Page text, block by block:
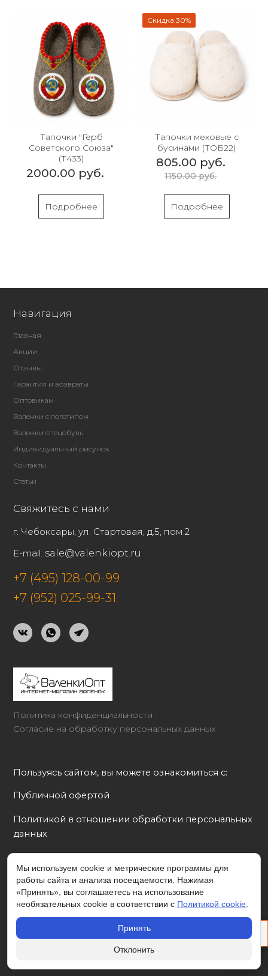
Мы используем cookie и метрические программы для
работы сайта и анализа посещаемости. Нажимая
«Принять», вы соглашаетесь на использование
необязательных cookie в соответствии с Политикой cookie
Принять
Отклонить
0 руб.
Тапочки "Герб
Советского Союза"
(Т433)
2000.00 руб.
Подробнее
Скидка 30%
Тапочки меховые с
бусинами (ТОБ22)
805.00 руб.
1150.00 руб.
Подробнее
Политика конфиденциальности
Согласие на обработку персональных данных
Пользуясь сайтом, вы можете ознакомиться с:
Публичной офертой
Политикой в отношении обработки персональных
данных
Политикой cookie
© 2026 valenkiopt.ru - интернет-магазин валенок
Навигация
Главная
Акции
Отзывы
Гарантия и возвраты
Оптовикам
Валенки с логотипом
Валенки спецобувь
Индивидуальный рисунок
Контакты
Статьи
Свяжитесь с нами
г. Чебоксары, ул. Стартовая, д.5, пом.2
E-mail: sale@valenkiopt.ru
+7 (495) 128-00-99
+7 (952) 025-99-31